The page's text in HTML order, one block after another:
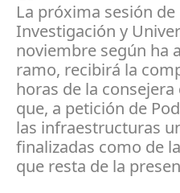
La próxima sesión
Investigación y
noviembre según ha
ramo, recibirá la
horas de la
que, a petición de
las infraestructuras
finalizadas como de
que resta de la